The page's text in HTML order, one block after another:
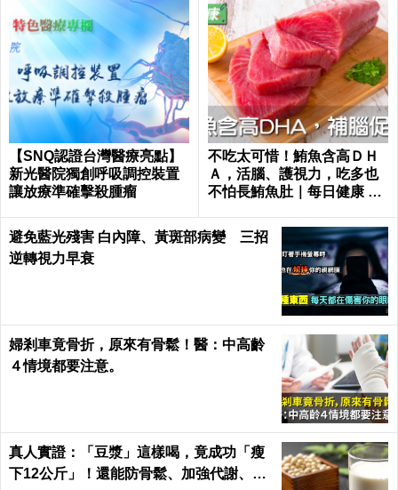
【SNQ認證台灣醫療亮點】
新光醫院獨創呼吸調控裝置
讓放療準確擊殺腫瘤
不吃太可惜！鮪魚含高ＤＨ
Ａ，活腦、護視力，吃多也
不怕長鮪魚肚｜每日健康 He
避免藍光殘害 白內障、黃斑部病變 三招
逆轉視力早衰
婦剎車竟骨折，原來有骨鬆！醫：中高齡
４情境都要注意。
真人實證：「豆漿」這樣喝，竟成功「瘦
下12公斤」！還能防骨鬆、加強代謝、平